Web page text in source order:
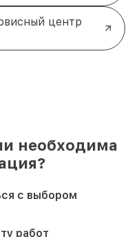
центр
необходима
с выбором
работ